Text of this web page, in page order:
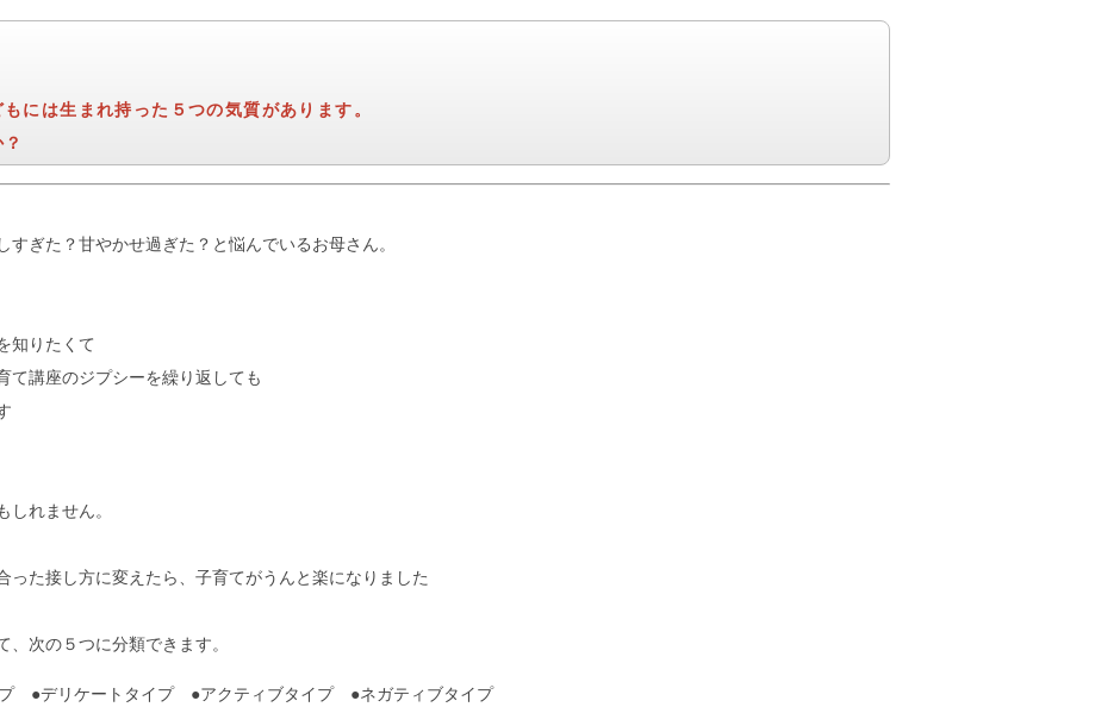
には生まれ持った５つの気質があります。
ぎた？甘やかせ過ぎた？と悩んでいるお母さん。
知りたくて
て講座のジプシーを繰り返しても
れません。
った接し方に変えたら、子育てがうんと楽になりました
次の５つに分類できます。
●デリケートタイプ ●アクティブタイプ ●ネガティブタイプ